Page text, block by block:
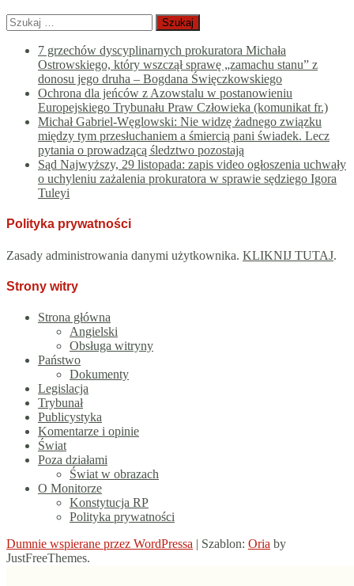
Szukaj:
7 grzechów dyscyplinarnych prokuratora Michała
Ostrowskiego, który wszczął sprawę „zamachu stanu” z
donosu jego druha – Bogdana Święczkowskiego
Ochrona dla jeńców z Azowstalu w postanowieniu
Europejskiego Trybunału Praw Człowieka (komunikat fr.)
Michał Gabriel-Węglowski: Nie widzę żadnego związku
między tym przesłuchaniem a śmiercią pani świadek. Lecz
pytania o prowadzącą śledztwo pozostają
Sąd Najwyższy, 29 listopada: zapis video ogłoszenia uchwały
o uchyleniu zażalenia prokuratora w sprawie sędziego Igora
Tuleyi
Polityka prywatności
Zasady administrowania danymi użytkownika. KLIKNIJ TUTAJ.
Strony witry
Strona główna
Angielski
Obsługa witryny
Państwo
Dokumenty
Legislacja
Trybunał
Publicystyka
Komentarze i opinie
Świat
Poza działami
Świat w obrazach
O Monitorze
Konstytucja RP
Polityka prywatności
Dumnie wspierane przez WordPressa | Szablon: Oria by
JustFreeThemes.